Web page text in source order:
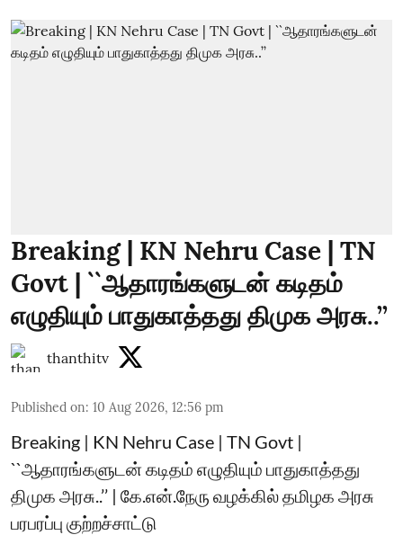
Breaking | KN Nehru Case | TN
Govt | ``ஆதாரங்களுடன் கடிதம்
எழுதியும் பாதுகாத்தது திமுக அரசு..’’
thanthitv
Published on: 10 Aug 2026, 12:56 pm
Breaking | KN Nehru Case | TN Govt |
``ஆதாரங்களுடன் கடிதம் எழுதியும் பாதுகாத்தது
திமுக அரசு..’’ | கே.என்.நேரு வழக்கில் தமிழக அரசு
பரபரப்பு குற்றச்சாட்டு